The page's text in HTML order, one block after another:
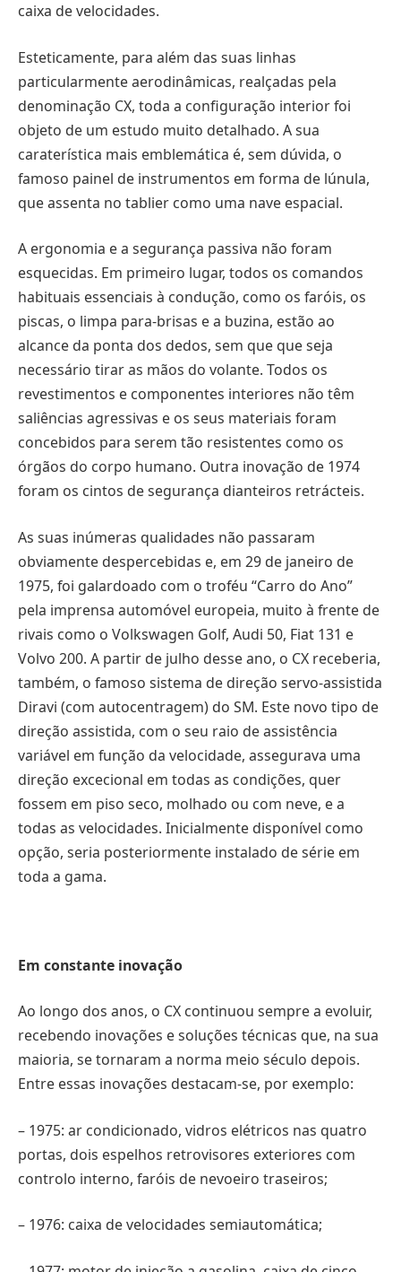
caixa de velocidades.
Esteticamente, para além das suas linhas
particularmente aerodinâmicas, realçadas pela
denominação CX, toda a configuração interior foi
objeto de um estudo muito detalhado. A sua
caraterística mais emblemática é, sem dúvida, o
famoso painel de instrumentos em forma de lúnula,
que assenta no tablier como uma nave espacial.
A ergonomia e a segurança passiva não foram
esquecidas. Em primeiro lugar, todos os comandos
habituais essenciais à condução, como os faróis, os
piscas, o limpa para-brisas e a buzina, estão ao
alcance da ponta dos dedos, sem que que seja
necessário tirar as mãos do volante. Todos os
revestimentos e componentes interiores não têm
saliências agressivas e os seus materiais foram
concebidos para serem tão resistentes como os
órgãos do corpo humano. Outra inovação de 1974
foram os cintos de segurança dianteiros retrácteis.
As suas inúmeras qualidades não passaram
obviamente despercebidas e, em 29 de janeiro de
1975, foi galardoado com o troféu “Carro do Ano”
pela imprensa automóvel europeia, muito à frente de
rivais como o Volkswagen Golf, Audi 50, Fiat 131 e
Volvo 200. A partir de julho desse ano, o CX receberia,
também, o famoso sistema de direção servo-assistida
Diravi (com autocentragem) do SM. Este novo tipo de
direção assistida, com o seu raio de assistência
variável em função da velocidade, assegurava uma
direção excecional em todas as condições, quer
fossem em piso seco, molhado ou com neve, e a
todas as velocidades. Inicialmente disponível como
opção, seria posteriormente instalado de série em
toda a gama.
Em constante inovação
Ao longo dos anos, o CX continuou sempre a evoluir,
recebendo inovações e soluções técnicas que, na sua
maioria, se tornaram a norma meio século depois.
Entre essas inovações destacam-se, por exemplo:
– 1975: ar condicionado, vidros elétricos nas quatro
portas, dois espelhos retrovisores exteriores com
controlo interno, faróis de nevoeiro traseiros;
– 1976: caixa de velocidades semiautomática;